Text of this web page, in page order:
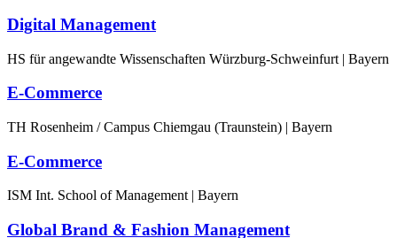
Digital Management
HS für angewandte Wissenschaften Würzburg-Schweinfurt | Bayern
E-Commerce
TH Rosenheim / Campus Chiemgau (Traunstein) | Bayern
E-Commerce
ISM Int. School of Management | Bayern
Global Brand & Fashion Management